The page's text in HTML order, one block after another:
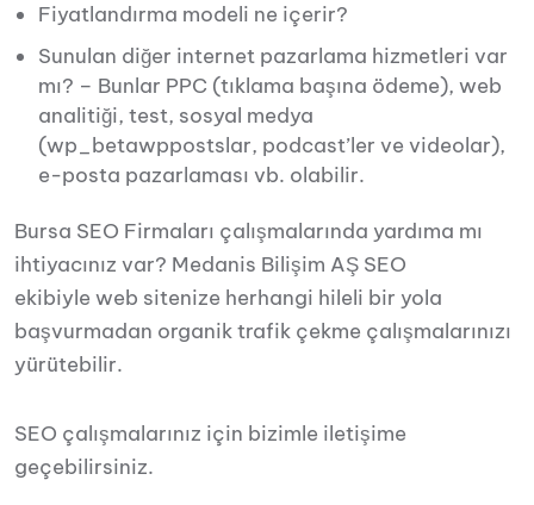
Fiyatlandırma modeli ne içerir?
Sunulan diğer internet pazarlama hizmetleri var
mı? – Bunlar PPC (tıklama başına ödeme), web
analitiği, test, sosyal medya
(wp_betawppostslar, podcast’ler ve videolar),
e-posta pazarlaması vb. olabilir.
Bursa SEO Firmaları çalışmalarında yardıma mı
ihtiyacınız var? Medanis Bilişim AŞ SEO
ekibiyle web sitenize herhangi hileli bir yola
başvurmadan organik trafik çekme çalışmalarınızı
yürütebilir.
SEO çalışmalarınız için bizimle iletişime
geçebilirsiniz.